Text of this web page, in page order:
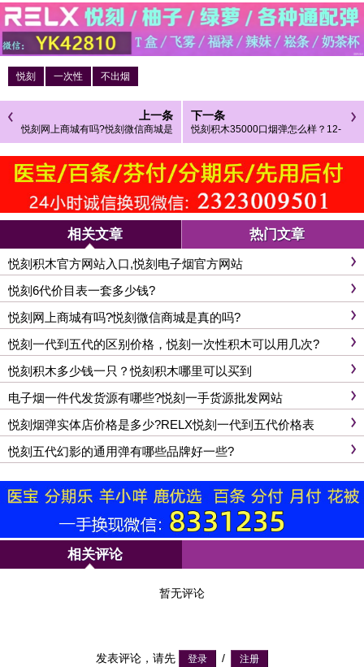
悦刻 一次性 不出烟
上一条
悦刻网上商城有吗?悦刻微信商城是
真的吗?
下一条
悦刻积木35000口烟弹怎么样？12-
22W可调双主机兼容实测
相关文章 热门文章
悦刻积木官方网站入口,悦刻电子烟官方网站
悦刻6代价目表一套多少钱?
悦刻网上商城有吗?悦刻微信商城是真的吗?
悦刻一代到五代的区别价格，悦刻一次性积木可以用几次?
悦刻积木多少钱一只？悦刻积木哪里可以买到
电子烟一件代发货源有哪些?悦刻一手货源批发网站
悦刻烟弹实体店价格是多少?RELX悦刻一代到五代价格表
悦刻五代幻影的通用弹有哪些品牌好一些?
相关评论
暂无评论
发表评论，请先 /